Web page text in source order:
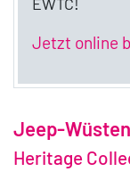
Jetzt online
Jeep-
Heritage